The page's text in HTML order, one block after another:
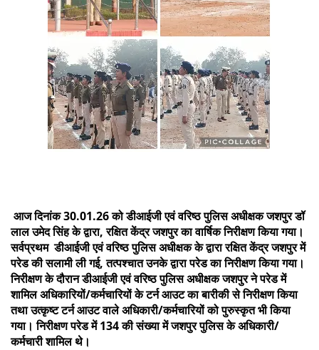
आज दिनांक 30.01.26 को डीआईजी एवं वरिष्ठ पुलिस अधीक्षक जशपुर डॉ
लाल उमेद सिंह के द्वारा, रक्षित केंद्र जशपुर का वार्षिक निरीक्षण किया गया।
सर्वप्रथम डीआईजी एवं वरिष्ठ पुलिस अधीक्षक के द्वारा रक्षित केंद्र जशपुर में
परेड की सलामी ली गई, तत्पश्चात उनके द्वारा परेड का निरीक्षण किया गया।
निरीक्षण के दौरान डीआईजी एवं वरिष्ठ पुलिस अधीक्षक जशपुर ने परेड में
शामिल अधिकारियों/कर्मचारियों के टर्न आउट का बारीकी से निरीक्षण किया
तथा उत्कृष्ट टर्न आउट वाले अधिकारी/कर्मचारियों को पुरुस्कृत भी किया
गया। निरीक्षण परेड में 134 की संख्या में जशपुर पुलिस के अधिकारी/
कर्मचारी शामिल थे।